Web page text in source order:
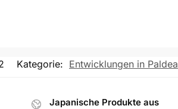
Kategorie: Entwicklungen in Paldea
Japanische Produkte aus